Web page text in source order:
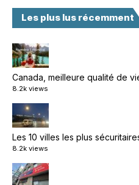
Les plus lus récemment
Canada, meilleure qualité de
8.2k views
Les 10 villes les plus
8.2k views